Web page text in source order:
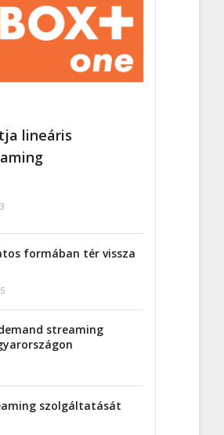
lineáris
formában tér vissza
streaming
szolgáltatását